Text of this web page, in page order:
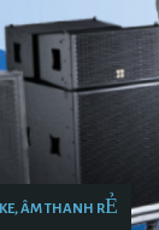
ÂM THANH RẺ